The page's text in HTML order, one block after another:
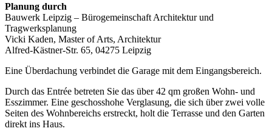
Planung durch
Bauwerk Leipzig – Bürogemeinschaft Architektur und
Tragwerksplanung
Vicki Kaden, Master of Arts, Architektur
Alfred-Kästner-Str. 65, 04275 Leipzig
Eine Überdachung verbindet die Garage mit dem Eingangsbereich.
Durch das Entrée betreten Sie das über 42 qm großen Wohn- und
Esszimmer. Eine geschosshohe Verglasung, die sich über zwei volle
Seiten des Wohnbereichs erstreckt, holt die Terrasse und den Garten
direkt ins Haus.